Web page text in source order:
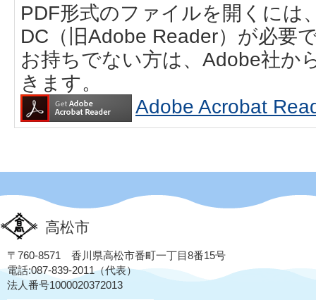
PDF形式のファイルを開くには
DC（旧Adobe Reader）が必要
お持ちでない方は、Adobe社か
きます。
Adobe Acrobat
高松市
〒760-8571 香川県高松市番町一丁目8番15号
電話:087-839-2011（代表）
法人番号1000020372013